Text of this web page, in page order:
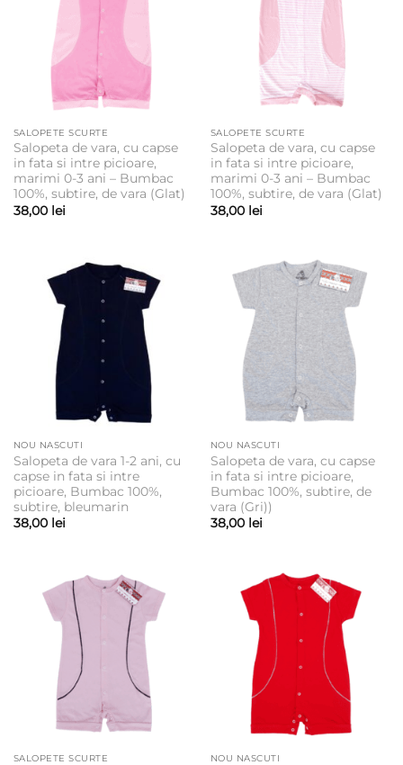
SALOPETE SCURTE
Salopeta de vara, cu capse
in fata si intre picioare,
marimi 0-3 ani – Bumbac
100%, subtire, de vara (Glat)
38,00 lei
SALOPETE SCURTE
Salopeta de vara, cu capse
in fata si intre picioare,
marimi 0-3 ani – Bumbac
100%, subtire, de vara (Glat)
38,00 lei
NOU NASCUTI
Salopeta de vara 1-2 ani, cu
capse in fata si intre
picioare, Bumbac 100%,
subtire, bleumarin
38,00 lei
NOU NASCUTI
Salopeta de vara, cu capse
in fata si intre picioare,
Bumbac 100%, subtire, de
vara (Gri))
38,00 lei
SALOPETE SCURTE NOU NASCUTI